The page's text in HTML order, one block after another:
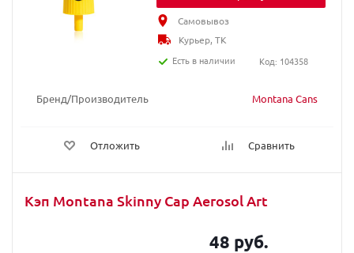
Бренд/Производитель Montana Cans
Отложить Сравнить
Самовывоз
Курьер, ТК
Есть в наличии
Код: 104358
Кэп Montana Skinny Cap Aerosol Art
48 руб.